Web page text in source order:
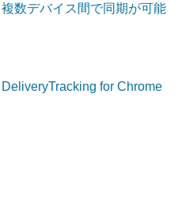
複数デバイス間で同期が可能
DeliveryTracking for Chrome